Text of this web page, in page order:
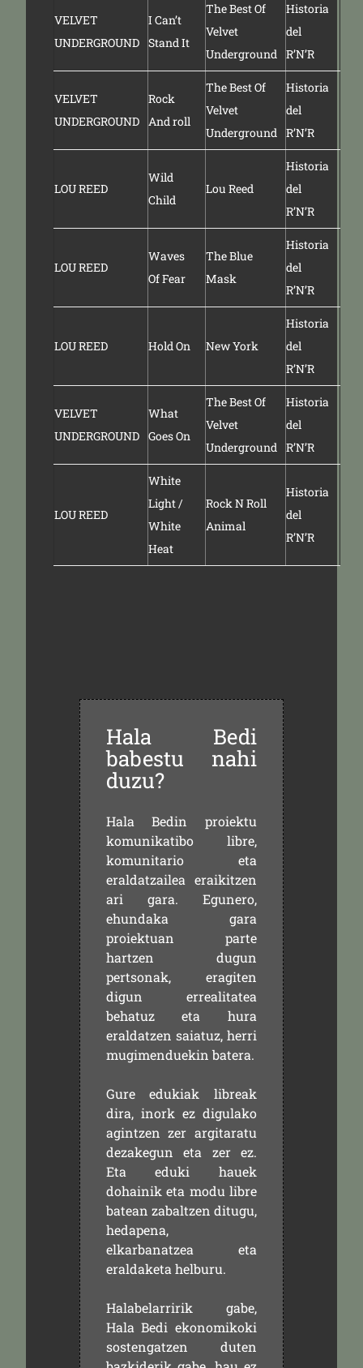
VELVET
UNDERGROUND
I Can’t
Stand It
The Best Of
Velvet
Underground
Historia
del
R’N’R
VELVET
UNDERGROUND
Rock
And roll
The Best Of
Velvet
Underground
Historia
del
R’N’R
LOU REED
Wild
Child
Lou Reed
Historia
del
R’N’R
LOU REED
Waves
Of Fear
The Blue
Mask
Historia
del
R’N’R
LOU REED Hold On New York
Historia
del
R’N’R
VELVET
UNDERGROUND
What
Goes On
The Best Of
Velvet
Underground
Historia
del
R’N’R
LOU REED
White
Light /
White
Heat
Rock N Roll
Animal
Historia
del
R’N’R
Hala Bedi
babestu nahi
duzu?
Hala Bedin proiektu
komunikatibo libre,
komunitario eta
eraldatzailea eraikitzen
ari gara. Egunero,
ehundaka gara
proiektuan parte
hartzen dugun
pertsonak, eragiten
digun errealitatea
behatuz eta hura
eraldatzen saiatuz, herri
mugimenduekin batera.
Gure edukiak libreak
dira, inork ez digulako
agintzen zer argitaratu
dezakegun eta zer ez.
Eta eduki hauek
dohainik eta modu libre
batean zabaltzen ditugu,
hedapena,
elkarbanatzea eta
eraldaketa helburu.
Halabelarririk gabe,
Hala Bedi ekonomikoki
sostengatzen duten